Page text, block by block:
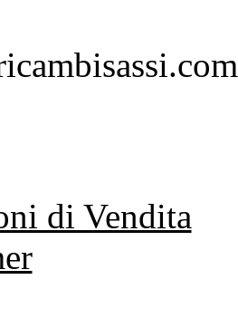
di Vendita